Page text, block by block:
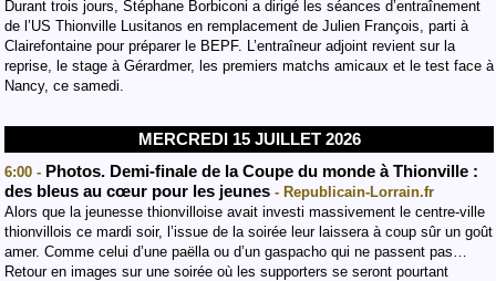
Durant trois jours, Stéphane Borbiconi a dirigé les séances d’entraînement
de l’US Thionville Lusitanos en remplacement de Julien François, parti à
Clairefontaine pour préparer le BEPF. L’entraîneur adjoint revient sur la
reprise, le stage à Gérardmer, les premiers matchs amicaux et le test face à
Nancy, ce samedi.
MERCREDI 15 JUILLET 2026
6:00 - Photos. Demi-finale de la Coupe du monde à Thionville :
des bleus au cœur pour les jeunes - Republicain-Lorrain.fr
Alors que la jeunesse thionvilloise avait investi massivement le centre-ville
thionvillois ce mardi soir, l’issue de la soirée leur laissera à coup sûr un goût
amer. Comme celui d’une paëlla ou d’un gaspacho qui ne passent pas…
Retour en images sur une soirée où les supporters se seront pourtant